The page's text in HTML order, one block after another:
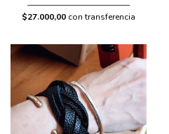
$27.000,00 con transferencia